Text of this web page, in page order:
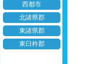
西都市
北諸県郡
東諸県郡
東臼杵郡